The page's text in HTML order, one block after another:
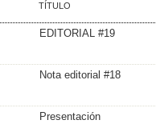
TÍTULO
EDITORIAL #19
Nota editorial #18
Presentación